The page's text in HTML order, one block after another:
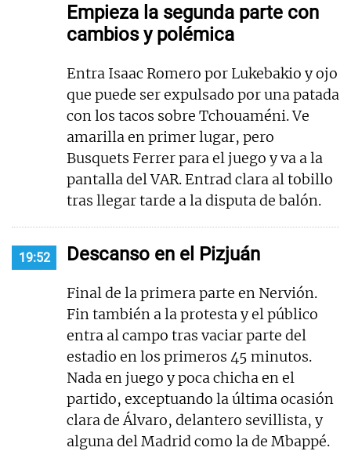
Empieza la segunda parte con
cambios y polémica
Entra Isaac Romero por Lukebakio y ojo
que puede ser expulsado por una patada
con los tacos sobre Tchouaméni. Ve
amarilla en primer lugar, pero
Busquets Ferrer para el juego y va a la
pantalla del VAR. Entrad clara al tobillo
tras llegar tarde a la disputa de balón.
19:52 Descanso en el Pizjuán
Final de la primera parte en Nervión.
Fin también a la protesta y el público
entra al campo tras vaciar parte del
estadio en los primeros 45 minutos.
Nada en juego y poca chicha en el
partido, exceptuando la última ocasión
clara de Álvaro, delantero sevillista, y
alguna del Madrid como la de Mbappé.